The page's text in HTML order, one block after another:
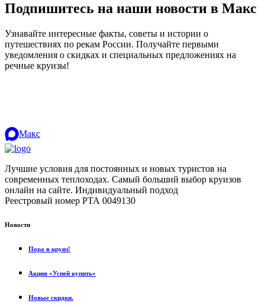
Подпишитесь на наши новости в Макс
Узнавайте интересные факты, советы и истории о
путешествиях по рекам России. Получайте первыми
уведомления о скидках и специальных предложениях на
речные круизы!
Макс
Лучшие условия для постоянных и новых туристов на
современных теплоходах. Самый больший выбор круизов
онлайн на сайте. Индивидуальный подход
Реестровый номер РТА 0049130
Новости
Пора в круиз!
Акция «Успей купить»
Новые скидки.